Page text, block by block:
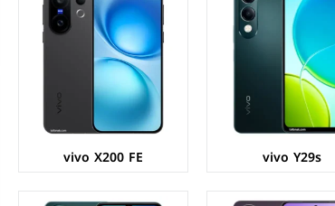
vivo Y29s
vivo X200 FE
خلفية 50+8 م.ب/ امامية 32 م.ب
256/512 + 8/12 جيجابايت
Android 15
6500 مللي امبير - 90 واط
←
الشاشة:IPS LCD بحجم 6.74 بوصة بدقة HD+
المعالج:Unisoc T7225
الكاميرات:خلفية 13+0.08 م.ب/ امامية 5 م.ب.
الذاكرة+الرام:64/128 + 4 جيجابايت.
نظام التشغيل:Android 14
البطارية:5500 مللي أمبير - 15 واط
عرض المواصفات ←